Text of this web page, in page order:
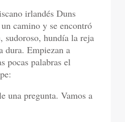
irlandés Duns
camino y se encontró
sudoroso, hundía la reja
dura. Empiezan a
pocas palabras el
una pregunta. Vamos a